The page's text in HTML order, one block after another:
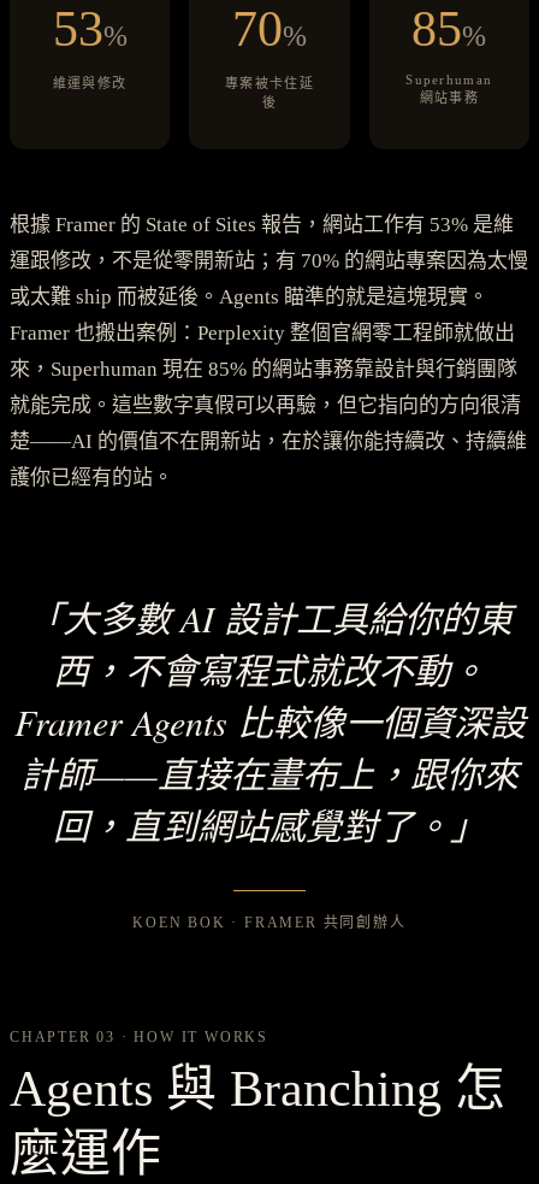
53%
維運與修改
70%
專案被卡住延
後
85%
Superhuman
網站事務
根據 Framer 的 State of Sites 報告，網站工作有 53% 是維
運跟修改，不是從零開新站；有 70% 的網站專案因為太慢
或太難 ship 而被延後。Agents 瞄準的就是這塊現實。
Framer 也搬出案例：Perplexity 整個官網零工程師就做出
來，Superhuman 現在 85% 的網站事務靠設計與行銷團隊
就能完成。這些數字真假可以再驗，但它指向的方向很清
楚——AI 的價值不在開新站，在於讓你能持續改、持續維
護你已經有的站。
「大多數 AI 設計工具給你的東
西，不會寫程式就改不動。
Framer Agents 比較像一個資深設
計師——直接在畫布上，跟你來
回，直到網站感覺對了。」
KOEN BOK · FRAMER 共同創辦人
CHAPTER 03 · HOW IT WORKS
Agents 與 Branching 怎
麼運作